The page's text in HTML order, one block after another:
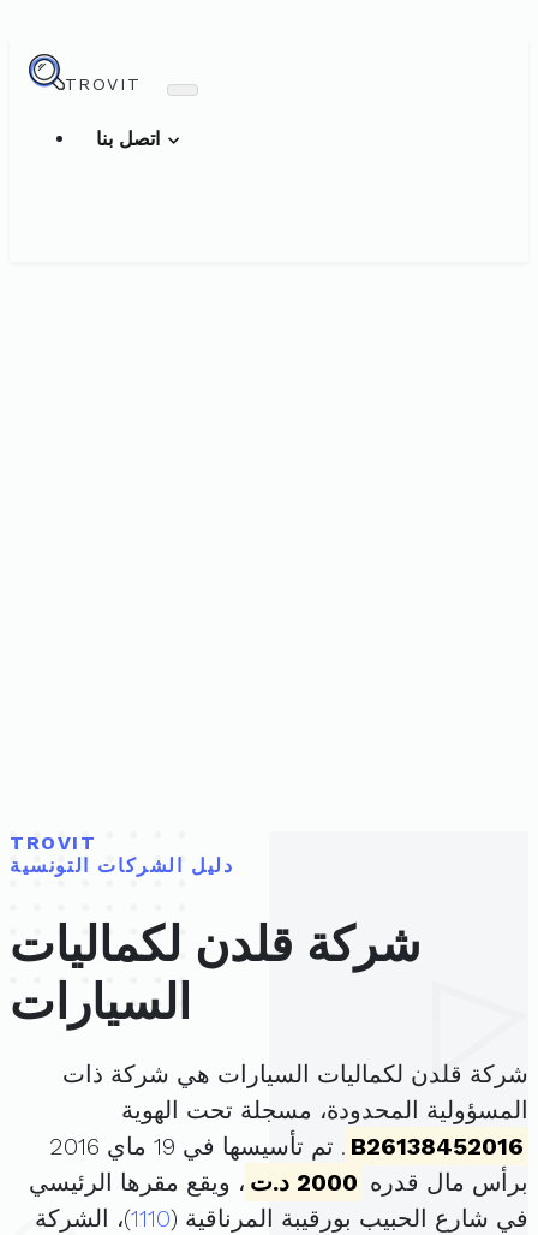
TROVIT
TROVIT
دليل الشركات التونسية
شركة قلدن لكماليات
السيارات
شركة قلدن لكماليات السيارات هي شركة ذات
المسؤولية المحدودة، مسجلة تحت الهوية
B26138452016
. تم تأسيسها في 19 ماي 2016
برأس مال قدره 2000 د.ت
، ويقع مقرها الرئيسي
في شارع الحبيب بورقيبة المرناقية (1110)، الشركة